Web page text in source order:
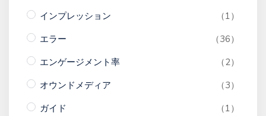
インプレッション
（1）
エラー
（36）
エンゲージメント率
（2）
オウンドメディア
（3）
ガイド
（1）